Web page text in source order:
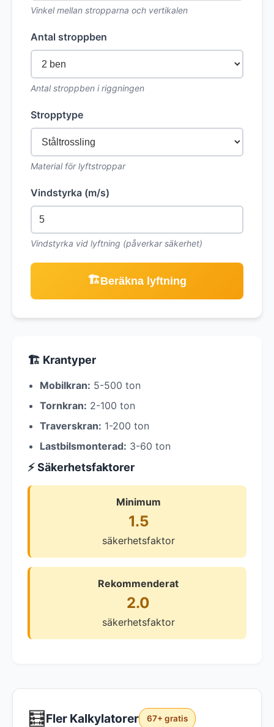
Vinkel mellan stropparna och vertikalen
Antal stroppben
Antal stroppben i riggningen
Stropptype
Material för lyftstroppar
Vindstyrka (m/s)
Vindstyrka vid lyftning (påverkar säkerhet)
🏗️Beräkna lyftning
🏗️ Krantyper
Mobilkran: 5-500 ton
Tornkran: 2-100 ton
Traverskran: 1-200 ton
Lastbilsmonterad: 3-60 ton
⚡ Säkerhetsfaktorer
Minimum
1.5
säkerhetsfaktor
Rekommenderat
2.0
säkerhetsfaktor
🧮Fler Kalkylatorer 67+ gratis